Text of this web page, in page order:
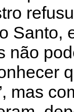
Santo,
não
mas